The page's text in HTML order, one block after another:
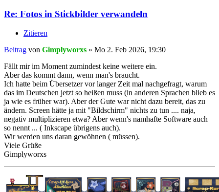
Re: Fotos in Stickbilder verwandeln
Zitieren
Beitrag von Gimplyworxs » Mo 2. Feb 2026, 19:30
Fällt mir im Moment zumindest keine weitere ein.
Aber das kommt dann, wenn man's braucht.
Ich hatte beim Übersetzer vor langer Zeit mal nachgefragt, warum
das im Deutschen jetzt so heißen muss (in anderen Sprachen blieb es
ja wie es früher war). Aber der Gute war nicht dazu bereit, das zu
ändern. Screen hätte ja mit "Bildschirm" nichts zu tun .... naja,
negativ multiplizieren etwa? Aber wenn's namhafte Software auch
so nennt ... ( Inkscape übrigens auch).
Wir werden uns daran gewöhnen ( müssen).
Viele Grüße
Gimplyworxs